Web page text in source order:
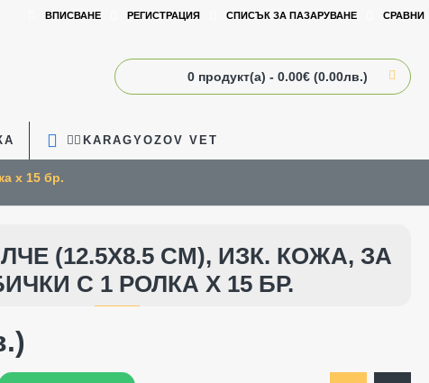
ВПИСВАНЕ РЕГИСТРАЦИЯ СПИСЪК ЗА ПАЗАРУВАНЕ СРАВНИ
0 продукт(а) - 0.00€ (0.00лв.)
🧑‍⚕️KARAGYOZOV VET
х 15 бр.
(12.5Х8.5 СМ), ИЗК. КОЖА, ЗА
С 1 РОЛКА Х 15 БР.